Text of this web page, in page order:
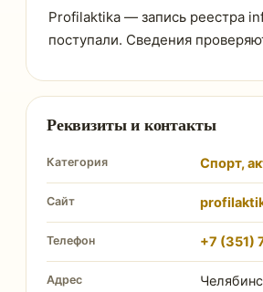
Profilaktika — запись реестра
поступали. Сведения
Реквизиты и контакты
Категория Спорт,
Сайт
Телефон +7 (351)
Адрес